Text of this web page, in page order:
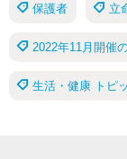
保護者 立
2022年11月開催
生活・健康 トピ